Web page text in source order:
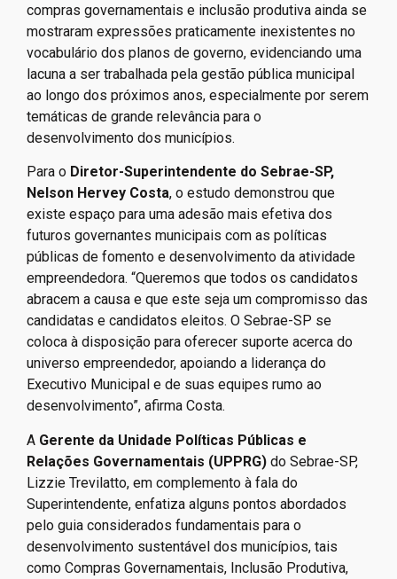
compras governamentais e inclusão produtiva ainda se
mostraram expressões praticamente inexistentes no
vocabulário dos planos de governo, evidenciando uma
lacuna a ser trabalhada pela gestão pública municipal
ao longo dos próximos anos, especialmente por serem
temáticas de grande relevância para o
desenvolvimento dos municípios.
Para o Diretor-Superintendente do Sebrae-SP,
Nelson Hervey Costa, o estudo demonstrou que
existe espaço para uma adesão mais efetiva dos
futuros governantes municipais com as políticas
públicas de fomento e desenvolvimento da atividade
empreendedora. “Queremos que todos os candidatos
abracem a causa e que este seja um compromisso das
candidatas e candidatos eleitos. O Sebrae-SP se
coloca à disposição para oferecer suporte acerca do
universo empreendedor, apoiando a liderança do
Executivo Municipal e de suas equipes rumo ao
desenvolvimento”, afirma Costa.
A Gerente da Unidade Políticas Públicas e
Relações Governamentais (UPPRG) do Sebrae-SP,
Lizzie Trevilatto, em complemento à fala do
Superintendente, enfatiza alguns pontos abordados
pelo guia considerados fundamentais para o
desenvolvimento sustentável dos municípios, tais
como Compras Governamentais, Inclusão Produtiva,